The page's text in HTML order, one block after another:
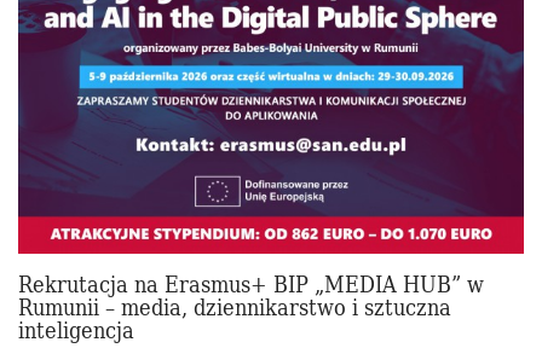
Rekrutacja na Erasmus+ BIP „MEDIA HUB” w
Rumunii – media, dziennikarstwo i sztuczna
inteligencja